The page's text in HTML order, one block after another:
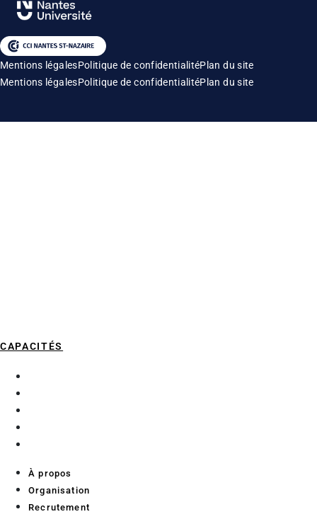
Mentions légalesPolitique de confidentialitéPlan du site
Mentions légalesPolitique de confidentialitéPlan du site
CAPACITÉS
À propos
Organisation
Recrutement